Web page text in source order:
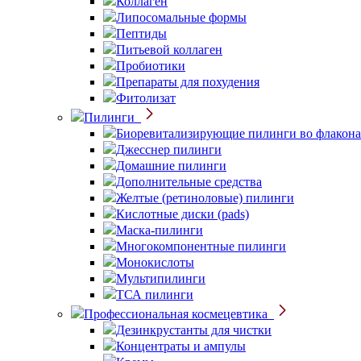
Липосомальные формы
Пептиды
Питьевой коллаген
Пробиотики
Препараты для похудения
Фитолизат
Пилинги
Биоревитализирующие пилинги во
Джесснер пилинги
Домашние пилинги
Дополнительные средства
Желтые (ретиноловые) пилинги
Кислотные диски (pads)
Маска-пилинги
Многокомпонентные пилинги
Монокислоты
Мультипилинги
ТСА пилинги
Профессиональная космецевтика
Дезинкрустанты для чистки
Концентраты и ампулы